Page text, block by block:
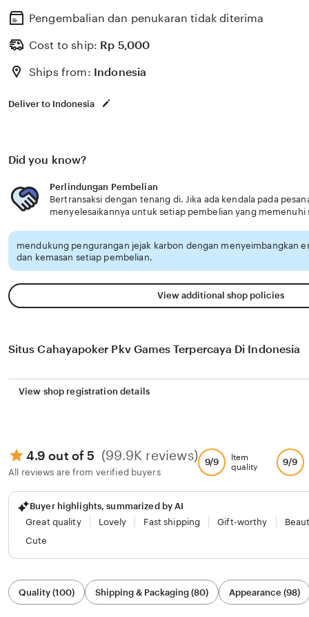
Pengembalian dan penukaran tidak diterima
Cost to ship: Rp 5,000
Ships from: Indonesia
Deliver to Indonesia
Did you know?
Perlindungan Pembelian
Bertransaksi dengan tenang di. Jika ada kendala pada
menyelesaikannya untuk setiap pembelian yang
mendukung pengurangan jejak karbon dengan menyeimbangkan
dan kemasan setiap pembelian.
View additional shop policies
Situs Cahayapoker Pkv Games Terpercaya Di Indonesia
View shop registration details
4.9 out of 5 (99.9K reviews)
All reviews are from verified buyers
9/9
Item
quality
9/9
Buyer highlights, summarized by AI
Great quality
Lovely Fast shipping Gift-worthy
Cute
Filter
by
category
Quality (100) Shipping & Packaging (80) Appearance (98)